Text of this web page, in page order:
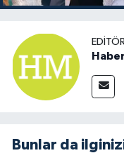
Bunlar da